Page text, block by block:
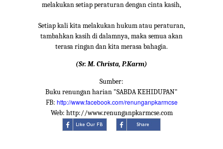
melakukan setiap peraturan dengan cinta kasih,
Setiap kali kita melakukan hukum atau peraturan,
tambahkan kasih di dalamnya, maka semua akan
terasa ringan dan kita merasa bahagia.
(Sr. M. Christa, P.Karm)
Sumber:
Buku renungan harian "SABDA KEHIDUPAN"
FB: http://www.facebook.com/renunganpkarmcse
Web: http://www.renunganpkarmcse.com